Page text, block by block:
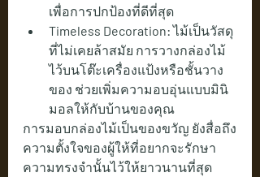
เพื่อการปกป้องที่ดีที่สุด
Timeless Decoration: ไม้เป็นวัสดุ
ที่ไม่เคยล้าสมัย การวางกล่องไม้
ไว้บนโต๊ะเครื่องแป้งหรือชั้นวาง
ของ ช่วยเพิ่มความอบอุ่นแบบมินิ
มอลให้กับบ้านของคุณ
การมอบกล่องไม้เป็นของขวัญ ยังสื่อถึง
ความตั้งใจของผู้ให้ที่อยากจะรักษา
ความทรงจำนั้นไว้ให้ยาวนานที่สุด